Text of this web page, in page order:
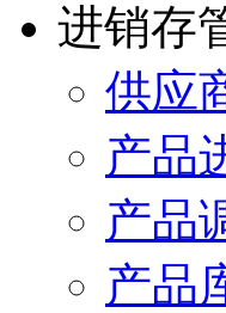
进销存
供应
产品
产品
产品